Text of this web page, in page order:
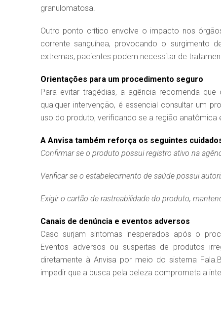
granulomatosa.
Outro ponto crítico envolve o impacto nos
corrente sanguínea, provocando o surgimento
extremas, pacientes podem necessitar de
Orientações para um procedimento seguro
Para evitar tragédias, a agência recomenda
qualquer intervenção, é essencial consultar um
uso do produto, verificando se a região
A Anvisa também reforça os seguintes
Confirmar se o produto possui registro ativo na
Verificar se o estabelecimento de saúde possui
Exigir o cartão de rastreabilidade do produto,
Canais de denúncia e eventos adversos
Caso surjam sintomas inesperados após o
Eventos adversos ou suspeitas de produtos
diretamente à Anvisa por meio do sistema
impedir que a busca pela beleza comprometa a